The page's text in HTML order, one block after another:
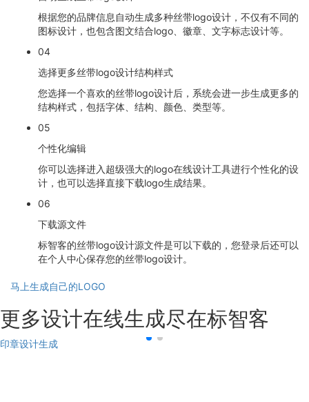
根据您的品牌信息自动生成多种丝带logo设计，不仅有不同的
图标设计，也包含图文结合logo、徽章、文字标志设计等。
04
选择更多丝带logo设计结构样式
您选择一个喜欢的丝带logo设计后，系统会进一步生成更多的
结构样式，包括字体、结构、颜色、类型等。
05
个性化编辑
你可以选择进入超级强大的logo在线设计工具进行个性化的设
计，也可以选择直接下载logo生成结果。
06
下载源文件
标智客的丝带logo设计源文件是可以下载的，您登录后还可以
在个人中心保存您的丝带logo设计。
马上生成自己的LOGO
更多设计在线生成尽在标智客
印章设计生成